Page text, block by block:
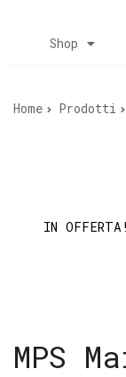
Shop
Home Prodotti
IN OFFERTA!
MPS